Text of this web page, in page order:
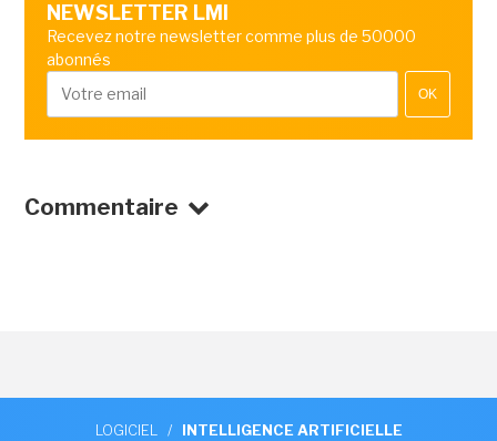
NEWSLETTER LMI
Recevez notre newsletter comme plus de 50000
abonnés
OK
Commentaire
LOGICIEL / INTELLIGENCE ARTIFICIELLE